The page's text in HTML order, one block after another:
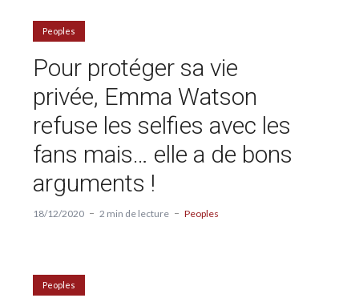
Peoples
Pour protéger sa vie
privée, Emma Watson
refuse les selfies avec les
fans mais… elle a de bons
arguments !
18/12/2020 2 min de lecture Peoples
Peoples